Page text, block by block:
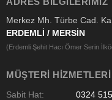
Merkez Mh. Türbe Cad.
ERDEMLİ / MERSİN
(Erdemli Şehit Hacı Ömer Serin
MÜŞTERI
Sabit Hat: 0324